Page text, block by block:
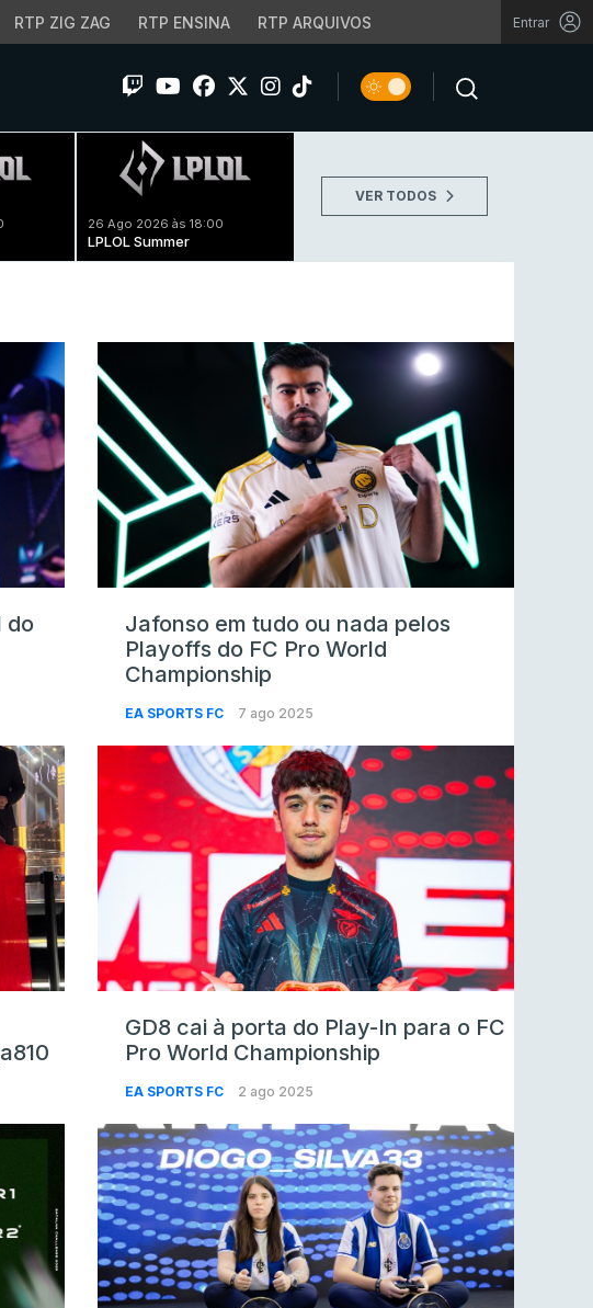
RTP ZIG ZAG RTP ENSINA RTP ARQUIVOS Entrar
26 Ago 2026 às 18:00
LPLOL Summer
VER TODOS
do
Jafonso em tudo ou nada pelos
Playoffs do FC Pro World
Championship
EA SPORTS FC 7 ago 2025
GD8 cai à porta do Play-In para o FC
Pro World Championship
EA SPORTS FC 2 ago 2025